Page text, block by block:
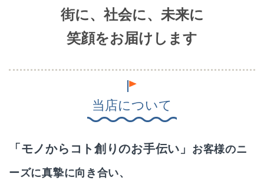
街に、社会に、未来に
笑顔をお届けします
当店について
「モノからコト創りのお手伝い」
お客様のニ
ーズに真摯に向き合い、